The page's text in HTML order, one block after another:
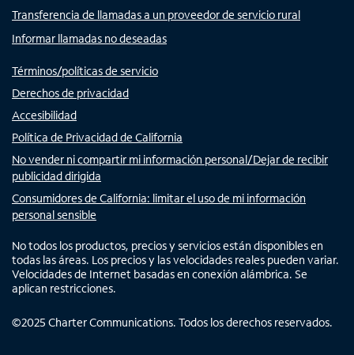
Transferencia de llamadas a un proveedor de servicio rural
Informar llamadas no deseadas
Términos/políticas de servicio
Derechos de privacidad
Accesibilidad
Política de Privacidad de California
No vender ni compartir mi información personal/Dejar de recibir
publicidad dirigida
Consumidores de California: limitar el uso de mi información
personal sensible
No todos los productos, precios y servicios están disponibles en
todas las áreas. Los precios y las velocidades reales pueden variar.
Velocidades de Internet basadas en conexión alámbrica. Se
aplican restricciones.
©2025 Charter Communications. Todos los derechos reservados.